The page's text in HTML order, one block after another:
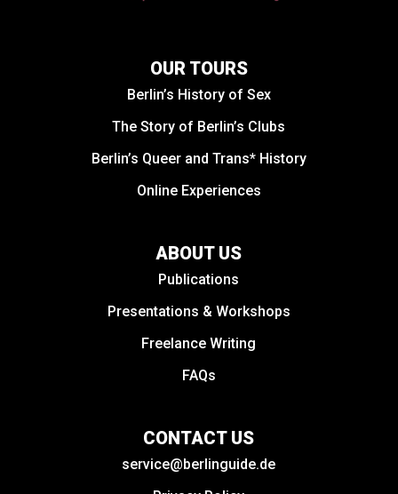
OUR TOURS
Berlin’s History of Sex
The Story of Berlin’s Clubs
Berlin’s Queer and Trans* History
Online Experiences
ABOUT US
Publications
Presentations & Workshops
Freelance Writing
FAQs
CONTACT US
service@berlinguide.de